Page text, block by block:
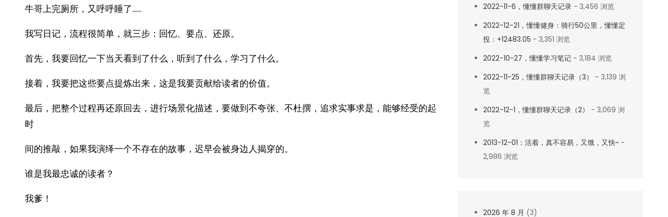
牛哥上完厕所，又呼呼睡了……
我写日记，流程很简单，就三步：回忆、要点、还原。
首先，我要回忆一下当天看到了什么，听到了什么，学习了什么。
接着，我要把这些要点提炼出来，这是我要贡献给读者的价值。
最后，把整个过程再还原回去，进行场景化描述，要做到不夸张、不杜撰，追求实事求是，能够经受的起
时
间的推敲，如果我演绎一个不存在的故事，迟早会被身边人揭穿的。
谁是我最忠诚的读者？
我爹！
2022-11-6，懂懂群聊天记录- 3,456 浏览
2022-12-21，懂懂健身：骑行50公里，懂懂定
投：+12483.05 - 3,351 浏览
2022-10-27，懂懂学习笔记- 3,184 浏览
2022-11-25，懂懂群聊天记录（3）
- 3,139 浏
览
2022-12-1，懂懂群聊天记录（2）
- 3,069 浏
览
2013-12-01：活着，真不容易，又饿，又快~-
2,986 浏览
2026 年 8 月 (3)